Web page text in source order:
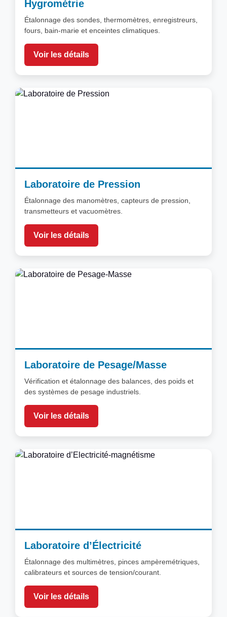
Hygrométrie
Étalonnage des sondes, thermomètres, enregistreurs,
fours, bain-marie et enceintes climatiques.
Voir les détails
Laboratoire de Pression
Étalonnage des manomètres, capteurs de pression,
transmetteurs et vacuomètres.
Voir les détails
Laboratoire de Pesage/Masse
Vérification et étalonnage des balances, des poids et
des systèmes de pesage industriels.
Voir les détails
Laboratoire d’Électricité
Étalonnage des multimètres, pinces ampèremétriques,
calibrateurs et sources de tension/courant.
Voir les détails